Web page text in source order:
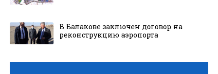
В Балакове заключен договор на
реконструкцию аэропорта